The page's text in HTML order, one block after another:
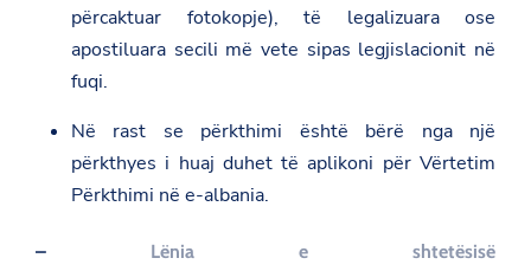
përcaktuar fotokopje), të legalizuara ose
apostiluara secili më vete sipas legjislacionit në
fuqi.
Në rast se përkthimi është bërë nga një
përkthyes i huaj duhet të aplikoni për Vërtetim
Përkthimi në e-albania.
– Lënia e shtetësisë